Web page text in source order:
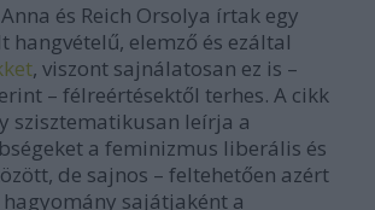
és Reich Orsolya írtak egy
hangvételű, elemző és ezáltal
, viszont sajnálatosan ez is –
– félreértésektől terhes. A cikk
szisztematikusan leírja a
a feminizmus liberális és
de sajnos – feltehetően azért
sajátjaként a